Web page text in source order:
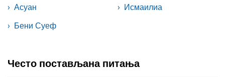
Асуан
Исмаилиа
Бени Суеф
Често постављана питања